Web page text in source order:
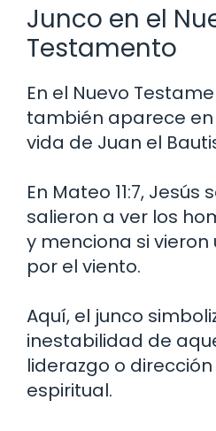
Junco en el
Testamento
En el Nuevo
también aparece
vida de Juan el
En Mateo 11:7,
salieron a ver los
y menciona si
por el viento.
Aquí, el junco
inestabilidad de
liderazgo o
espiritual.